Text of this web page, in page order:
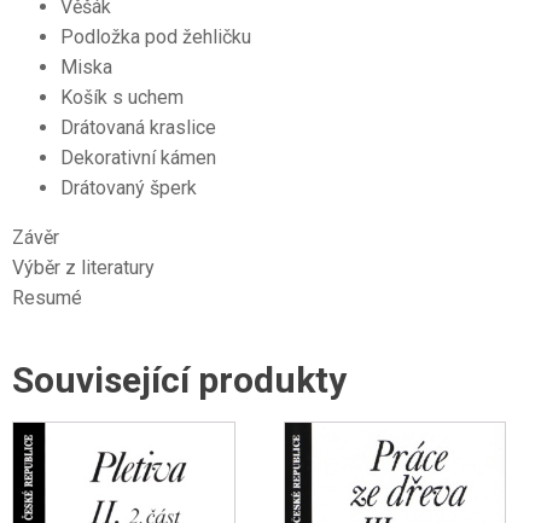
Věšák
Podložka pod žehličku
Miska
Košík s uchem
Drátovaná kraslice
Dekorativní kámen
Drátovaný šperk
Závěr
Výběr z literatury
Resumé
Související produkty